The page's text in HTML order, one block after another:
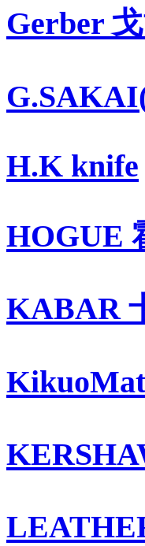
Gerber
H.K knife
HOGUE
KABAR